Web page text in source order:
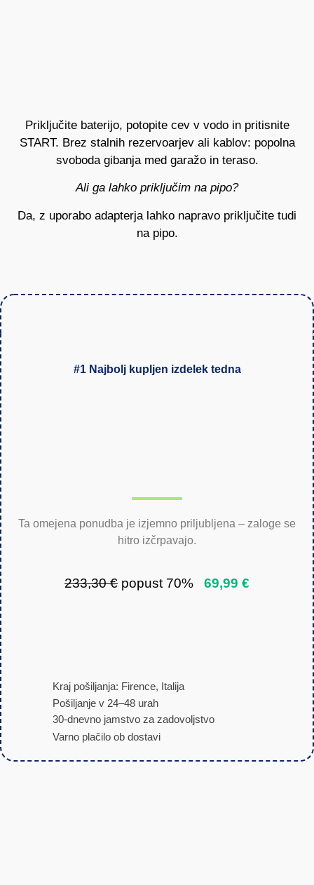
Priključite baterijo, potopite cev v vodo in pritisnite
START. Brez stalnih rezervoarjev ali kablov: popolna
svoboda gibanja med garažo in teraso.
Ali ga lahko priključim na pipo?
Da, z uporabo adapterja lahko napravo priključite tudi
na pipo.
#1 Najbolj kupljen izdelek tedna
Ta omejena ponudba je izjemno priljubljena – zaloge se
hitro izčrpavajo.
233,30 € popust 70% 69,99 €
Kraj pošiljanja: Firence, Italija
Pošiljanje v 24–48 urah
30-dnevno jamstvo za zadovoljstvo
Varno plačilo ob dostavi